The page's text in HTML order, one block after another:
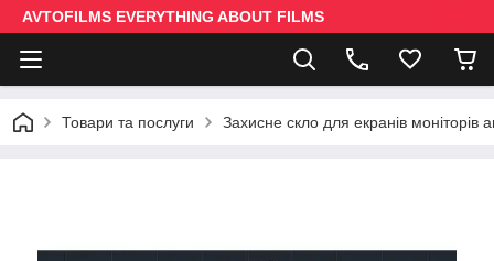
AVTOFILMS EVERYTHING ABOUT FILMS
Товари та послуги Захисне скло для екранів моніторів